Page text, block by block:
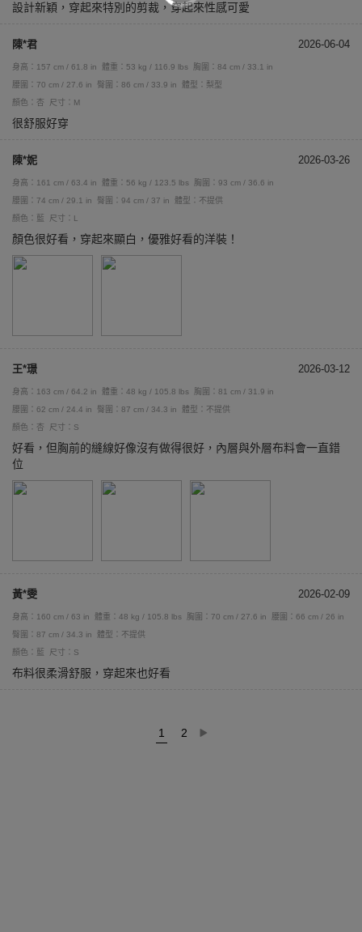
設計新穎，穿起來特別的剪裁，穿起來性感可愛
陳*君 2026-06-04
身高：157 cm / 61.8 in 體重：53 kg / 116.9 lbs
胸圍：84 cm / 33.1 in
腰圍：70 cm / 27.6 in
臀圍：86 cm / 33.9 in
體型：梨型
顏色：杏
尺寸：M
很舒服好穿
陳*妮 2026-03-26
身高：161 cm / 63.4 in 體重：56 kg / 123.5 lbs
胸圍：93 cm / 36.6 in
腰圍：74 cm / 29.1 in
臀圍：94 cm / 37 in
體型：不提供
顏色：藍
尺寸：L
顏色很好看，穿起來顯白，優雅好看的洋裝！
王*璟 2026-03-12
身高：163 cm / 64.2 in 體重：48 kg / 105.8 lbs
胸圍：81 cm / 31.9 in
腰圍：62 cm / 24.4 in
臀圍：87 cm / 34.3 in
體型：不提供
顏色：杏
尺寸：S
好看，但胸前的縫線好像沒有做得很好，內層與外層布料會一直錯
位
黃*雯 2026-02-09
身高：160 cm / 63 in 體重：48 kg / 105.8 lbs 胸圍：70 cm / 27.6 in
腰圍：66 cm / 26 in
臀圍：87 cm / 34.3 in
體型：不提供
顏色：藍
尺寸：S
布料很柔滑舒服，穿起來也好看
1 2